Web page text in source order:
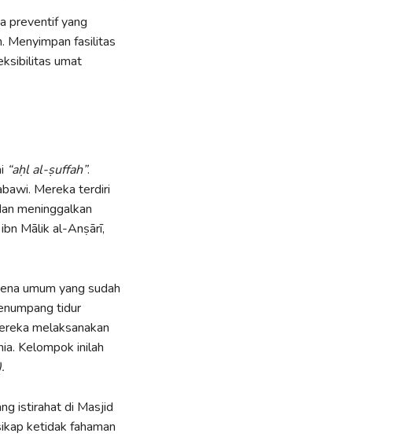
preventif yang
Menyimpan fasilitas
umat
“aḥl al-ṣuffah”.
Mereka terdiri
meninggalkan
Mālik al-Anṣārī,
umum yang sudah
tidur
melaksanakan
Kelompok inilah
istirahat di Masjid
ketidak fahaman